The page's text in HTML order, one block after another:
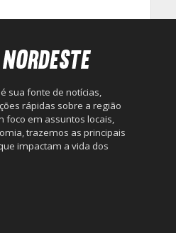
sua fonte de notícias,
rápidas sobre a região
foco em assuntos locais,
trazemos as principais
impactam a vida dos